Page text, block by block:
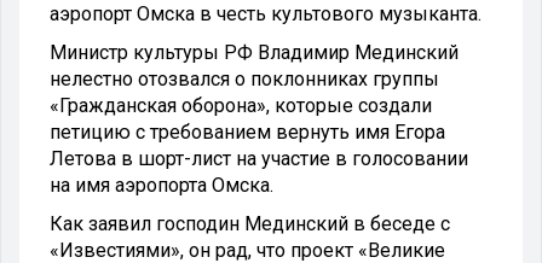
аэропорт Омска в честь культового музыканта.
Министр культуры РФ Владимир Мединский
нелестно отозвался о поклонниках группы
«Гражданская оборона», которые создали
петицию с требованием вернуть имя Егора
Летова в шорт-лист на участие в голосовании
на имя аэропорта Омска.
Как заявил господин Мединский в беседе с
«Известиями», он рад, что проект «Великие